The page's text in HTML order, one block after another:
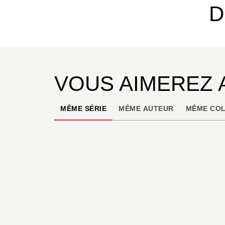
VOUS AIMEREZ
MÊME SÉRIE MÊME AUTEUR MÊME